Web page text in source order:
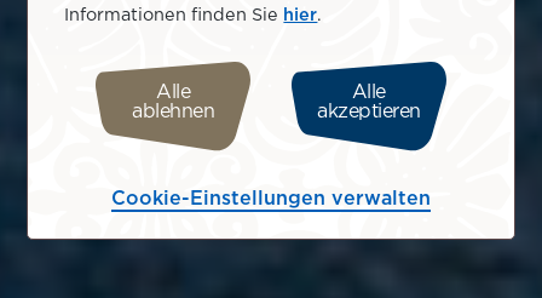
Informationen finden Sie hier.
Alle
ablehnen
Alle
akzeptieren
Cookie-Einstellungen verwalten